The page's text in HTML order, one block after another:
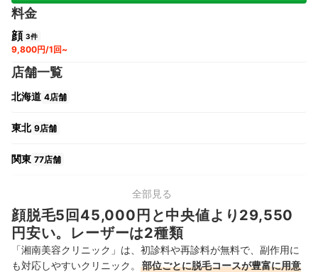
料金
顔 3件
9,800円/1回~
店舗一覧
北海道 4店舗
東北 9店舗
関東 77店舗
関西 24店舗
中国・四国 10店舗
全部見る
顔脱毛5回45,000円と中央値より29,550
円安い。レーザーは2種類
「湘南美容クリニック」は、初診料や再診料が無料で、副作用に
も対応しやすいクリニック。
部位ごとに脱毛コースが豊富に用意